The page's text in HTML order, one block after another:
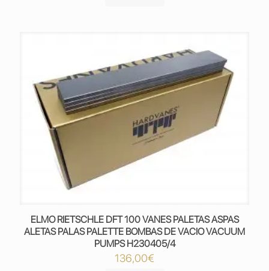
ELMO RIETSCHLE DFT 100 VANES PALETAS ASPAS
ALETAS PALAS PALETTE BOMBAS DE VACIO VACUUM
PUMPS H230405/4
136,00€